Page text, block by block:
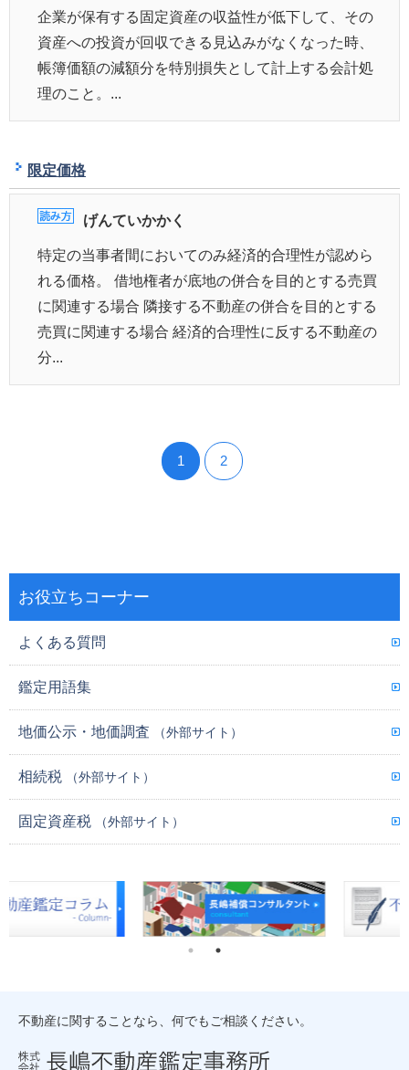
企業が保有する固定資産の収益性が低下して、その
資産への投資が回収できる見込みがなくなった時、
帳簿価額の減額分を特別損失として計上する会計処
理のこと。...
限定価格
げんていかかく
特定の当事者間においてのみ経済的合理性が認めら
れる価格。 借地権者が底地の併合を目的とする売買
に関連する場合 隣接する不動産の併合を目的とする
売買に関連する場合 経済的合理性に反する不動産の
分...
1 2
お役立ちコーナー
よくある質問
鑑定用語集
地価公示・地価調査 （外部サイト）
相続税 （外部サイト）
固定資産税 （外部サイト）
不動産に関することなら、何でもご相談ください。